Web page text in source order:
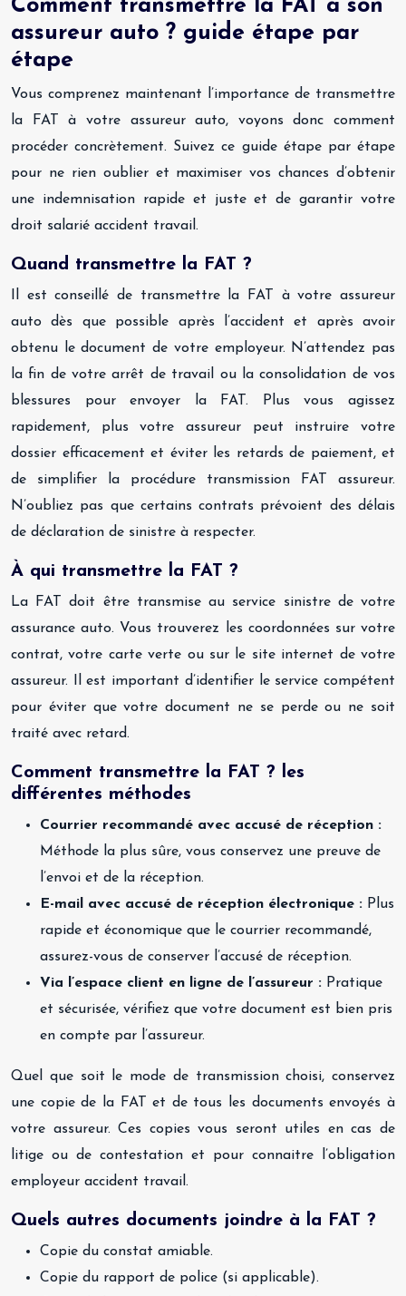
Comment transmettre la FAT à son
assureur auto ? guide étape par
étape
Vous comprenez maintenant l’importance de transmettre
la FAT à votre assureur auto, voyons donc comment
procéder concrètement. Suivez ce guide étape par étape
pour ne rien oublier et maximiser vos chances d’obtenir
une indemnisation rapide et juste et de garantir votre
droit salarié accident travail.
Quand transmettre la FAT ?
Il est conseillé de transmettre la FAT à votre assureur
auto dès que possible après l’accident et après avoir
obtenu le document de votre employeur. N’attendez pas
la fin de votre arrêt de travail ou la consolidation de vos
blessures pour envoyer la FAT. Plus vous agissez
rapidement, plus votre assureur peut instruire votre
dossier efficacement et éviter les retards de paiement, et
de simplifier la procédure transmission FAT assureur.
N’oubliez pas que certains contrats prévoient des délais
de déclaration de sinistre à respecter.
À qui transmettre la FAT ?
La FAT doit être transmise au service sinistre de votre
assurance auto. Vous trouverez les coordonnées sur votre
contrat, votre carte verte ou sur le site internet de votre
assureur. Il est important d’identifier le service compétent
pour éviter que votre document ne se perde ou ne soit
traité avec retard.
Comment transmettre la FAT ? les
différentes méthodes
Courrier recommandé avec accusé de réception :
Méthode la plus sûre, vous conservez une preuve de
l’envoi et de la réception.
E-mail avec accusé de réception électronique : Plus
rapide et économique que le courrier recommandé,
assurez-vous de conserver l’accusé de réception.
Via l’espace client en ligne de l’assureur : Pratique
et sécurisée, vérifiez que votre document est bien pris
en compte par l’assureur.
Quel que soit le mode de transmission choisi, conservez
une copie de la FAT et de tous les documents envoyés à
votre assureur. Ces copies vous seront utiles en cas de
litige ou de contestation et pour connaitre l’obligation
employeur accident travail.
Quels autres documents joindre à la FAT ?
Copie du constat amiable.
Copie du rapport de police (si applicable).